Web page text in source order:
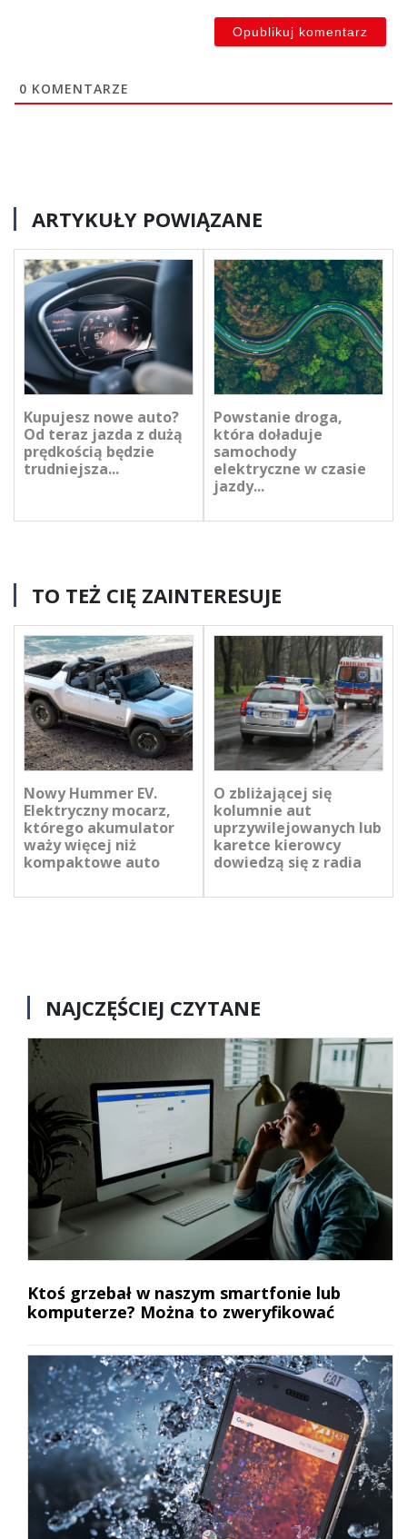
0 KOMENTARZE
ARTYKUŁY POWIĄZANE
Kupujesz nowe auto?
Od teraz jazda z dużą
prędkością będzie
trudniejsza...
Powstanie droga,
która doładuje
samochody
elektryczne w czasie
jazdy...
TO TEŻ CIĘ ZAINTERESUJE
Nowy Hummer EV.
Elektryczny mocarz,
którego akumulator
waży więcej niż
kompaktowe auto
O zbliżającej się
kolumnie aut
uprzywilejowanych lub
karetce kierowcy
dowiedzą się z radia
NAJCZĘŚCIEJ CZYTANE
Ktoś grzebał w naszym smartfonie lub
komputerze? Można to zweryfikować